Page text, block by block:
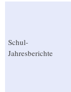
Schul-
Jahresberichte